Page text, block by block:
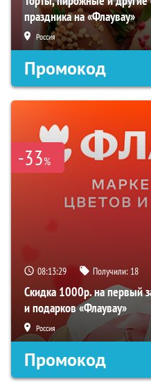
праздника на «Флаувау»
Россия
Промокод
-33%
08:13:28 Получили: 18
Скидка 1000р. на первый
и подарков «Флаувау»
Россия
Промокод